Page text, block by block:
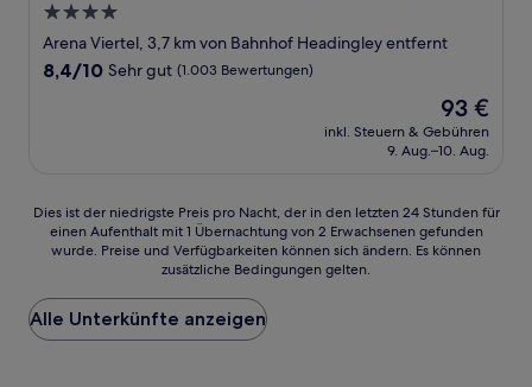
4.0-
Sterne-
Unterkunft
Arena Viertel, 3,7 km von Bahnhof Headingley entfernt
8.4
8,4/10 Sehr gut (1.003 Bewertungen)
Der
Preis
beträgt
93 €
inkl. Steuern & Gebühren
9. Aug.–10. Aug.
Dies
der
Preis
pro
Nacht,
Dies ist der niedrigste Preis pro Nacht, der in den letzten 24 Stunden für
einen Aufenthalt mit 1 Übernachtung von 2 Erwachsenen gefunden
wurde. Preise und Verfügbarkeiten können sich ändern. Es können
zusätzliche Bedingungen gelten.
Alle Unterkünfte anzeigen